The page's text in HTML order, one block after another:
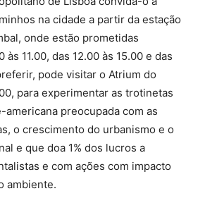
na cidade a partir da estação
onde estão prometidas
11.00, das 12.00 às 15.00 e das
pode visitar o Atrium do
para experimentar as trotinetas
americana preocupada com as
o crescimento do urbanismo e o
e que doa 1% dos lucros a
e com ações com impacto
ambiente.